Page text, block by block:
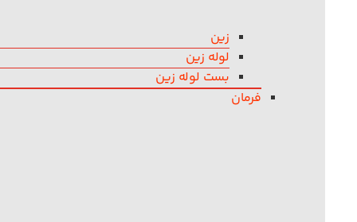
زین
لوله زین
بست لوله زین
فرمان